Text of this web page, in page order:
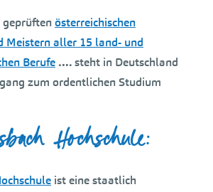
geprüften österreichischen
Meistern aller 15 land- und
Berufe ….steht in Deutschland
zum ordentlichen Studium
Hochschule:
ist eine staatlich